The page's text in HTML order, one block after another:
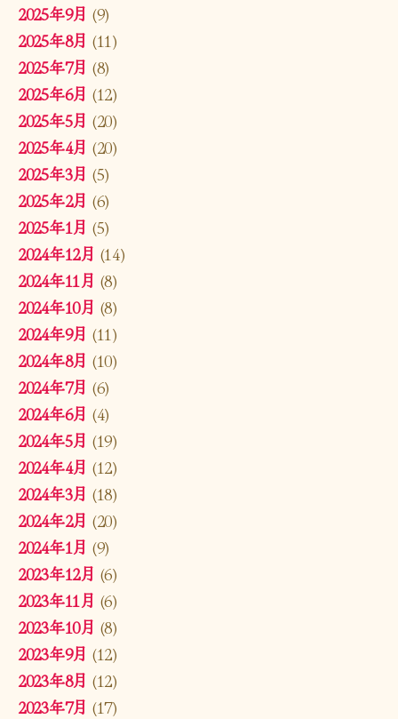
2025年9月 (9)
2025年8月 (11)
2025年7月 (8)
2025年6月 (12)
2025年5月 (20)
2025年4月 (20)
2025年3月 (5)
2025年2月 (6)
2025年1月 (5)
2024年12月 (14)
2024年11月 (8)
2024年10月 (8)
2024年9月 (11)
2024年8月 (10)
2024年7月 (6)
2024年6月 (4)
2024年5月 (19)
2024年4月 (12)
2024年3月 (18)
2024年2月 (20)
2024年1月 (9)
2023年12月 (6)
2023年11月 (6)
2023年10月 (8)
2023年9月 (12)
2023年8月 (12)
2023年7月 (17)